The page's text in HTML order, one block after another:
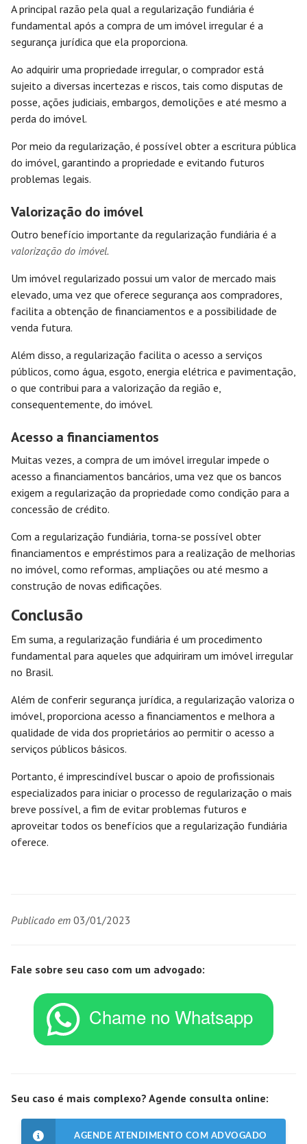
A principal razão pela qual a regularização fundiária é
fundamental após a compra de um imóvel irregular é a
segurança jurídica que ela proporciona.
Ao adquirir uma propriedade irregular, o comprador está
sujeito a diversas incertezas e riscos, tais como disputas de
posse, ações judiciais, embargos, demolições e até mesmo a
perda do imóvel.
Por meio da regularização, é possível obter a escritura pública
do imóvel, garantindo a propriedade e evitando futuros
problemas legais.
Valorização do imóvel
Outro benefício importante da regularização fundiária é a
valorização do imóvel.
Um imóvel regularizado possui um valor de mercado mais
elevado, uma vez que oferece segurança aos compradores,
facilita a obtenção de financiamentos e a possibilidade de
venda futura.
Além disso, a regularização facilita o acesso a serviços
públicos, como água, esgoto, energia elétrica e pavimentação,
o que contribui para a valorização da região e,
consequentemente, do imóvel.
Acesso a financiamentos
Muitas vezes, a compra de um imóvel irregular impede o
acesso a financiamentos bancários, uma vez que os bancos
exigem a regularização da propriedade como condição para a
concessão de crédito.
Com a regularização fundiária, torna-se possível obter
financiamentos e empréstimos para a realização de melhorias
no imóvel, como reformas, ampliações ou até mesmo a
construção de novas edificações.
Conclusão
Em suma, a regularização fundiária é um procedimento
fundamental para aqueles que adquiriram um imóvel irregular
no Brasil.
Além de conferir segurança jurídica, a regularização valoriza o
imóvel, proporciona acesso a financiamentos e melhora a
qualidade de vida dos proprietários ao permitir o acesso a
serviços públicos básicos.
Portanto, é imprescindível buscar o apoio de profissionais
especializados para iniciar o processo de regularização o mais
breve possível, a fim de evitar problemas futuros e
aproveitar todos os benefícios que a regularização fundiária
oferece.
Publicado em 03/01/2023
Fale sobre seu caso com um advogado:
Seu caso é mais complexo? Agende consulta online:
AGENDE ATENDIMENTO COM ADVOGADO